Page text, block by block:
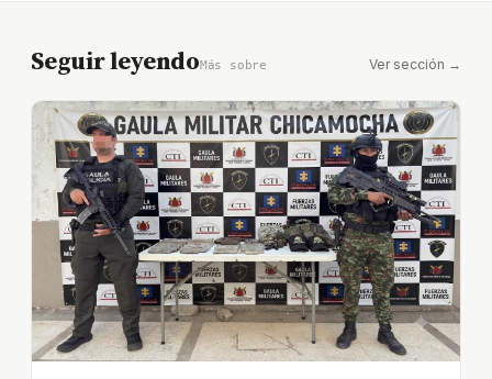
Seguir leyendoMás sobre Ver sección →